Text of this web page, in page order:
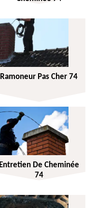
Ramoneur Pas Cher 74
Entretien De Cheminée
74